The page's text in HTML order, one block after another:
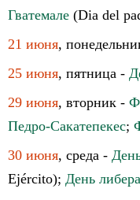
Гватемале (Dia del
21 июня,
25 июня, пятница -
29 июня, вторник -
Педро-Сакатепекес;
30 июня, среда -
Ejército); День